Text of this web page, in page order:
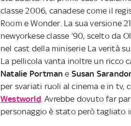
classe 2006, canadese come il
Room e Wonder. La sua versione
newyorkese classe ’90, scelto da
nel cast della miniserie La verità
La pellicola vanta inoltre un ricco
Natalie Portman e Susan
per svariati ruoli al cinema e in tv,
Westworld. Avrebbe dovuto far
personaggio è stato però tagliato